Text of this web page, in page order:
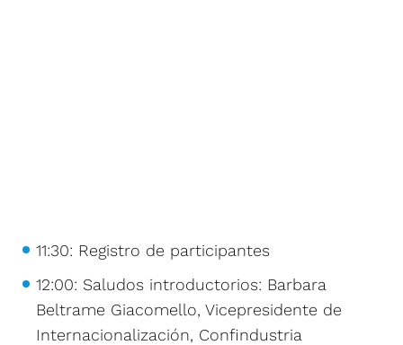
11:30: Registro de participantes
12:00: Saludos introductorios: Barbara
Beltrame Giacomello, Vicepresidente de
Internacionalización, Confindustria